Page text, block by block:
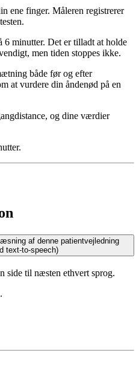
ene finger. Måleren registrerer
6 minutter. Det er tilladt at holde
men tiden stoppes ikke.
både før og efter
at vurdere din åndenød på en
og dine værdier
af denne patientvejledning
text-to-speech)
side til næsten ethvert sprog.